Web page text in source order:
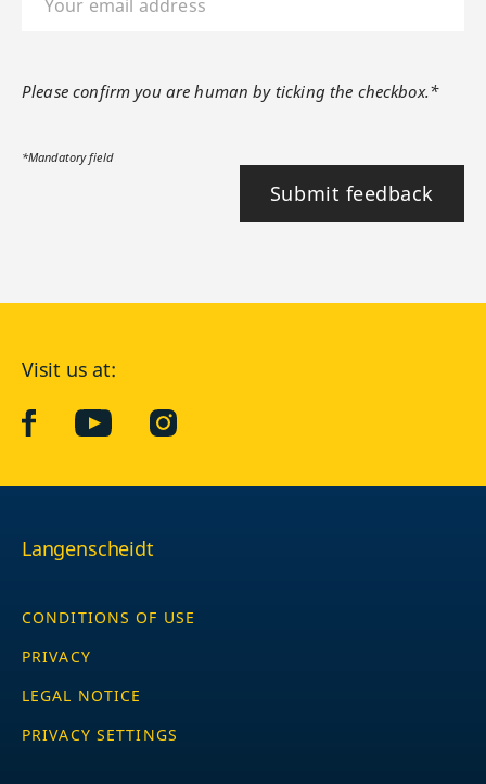
Please confirm you are human by ticking the checkbox.*
*Mandatory field
Submit feedback
Visit us at:
facebookYouTubeInstagram
Langenscheidt
CONDITIONS OF USE
PRIVACY
LEGAL NOTICE
PRIVACY SETTINGS